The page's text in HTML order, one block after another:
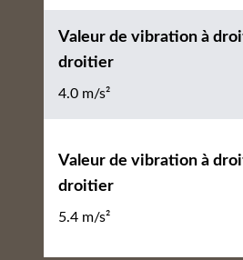
Valeur de vibration à
droitier
4.0 m/s²
Valeur de vibration à
droitier
5.4 m/s²